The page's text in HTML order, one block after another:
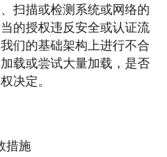
扫描或检测系统或网络的
的授权违反安全或认证流
们的基础架构上进行不合
载或尝试大量加载，是否
决定。
措施